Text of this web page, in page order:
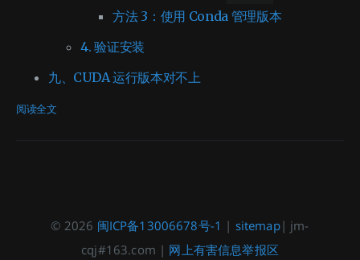
方法 3：使用 Conda 管理版本
4. 验证安装
九、CUDA 运行版本对不上
阅读全文
© 2026 闽ICP备13006678号-1 | sitemap| jm-
cqj#163.com | 网上有害信息举报区